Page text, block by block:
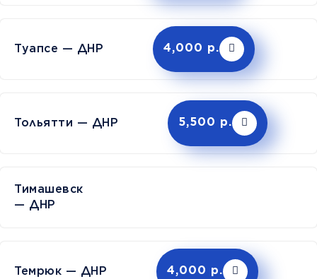
Туапсе — ДНР 4,000 р.
Тольятти — ДНР 5,500 р.
— ДНР
Темрюк — ДНР 4,000 р.